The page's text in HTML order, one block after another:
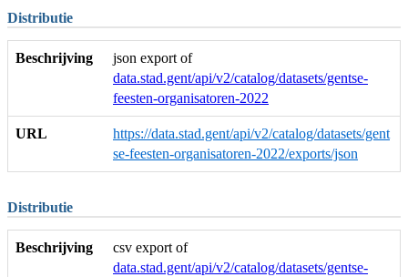
Distributie
Beschrijving
json export of
data.stad.gent/api/v2/catalog/datasets/gentse-
feesten-organisatoren-2022
URL
https://data.stad.gent/api/v2/catalog/datasets/gent
se-feesten-organisatoren-2022/exports/json
Distributie
Beschrijving
csv export of
data.stad.gent/api/v2/catalog/datasets/gentse-